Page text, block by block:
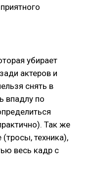
убирает
актеров и
снять в
впадлу по
Так же
техника),
весь кадр с